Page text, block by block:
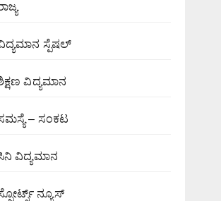
ಸ್ಪೆಷಲ್
ವಿದ್ಯಮಾನ
– ಸಂಕಟ
ವಿದ್ಯಮಾನ
ನ್ಯೂಸ್